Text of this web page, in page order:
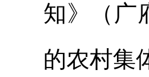
知》（广
的农村集